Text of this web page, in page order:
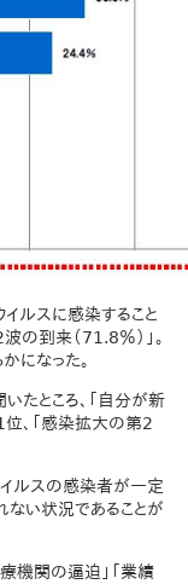
イルスに感染すること
の到来（71.8％）」。
になった。
たところ、「自分が新
位、「感染拡大の第2
ルスの感染者が一定
ない状況であることが
機関の逼迫」「業績